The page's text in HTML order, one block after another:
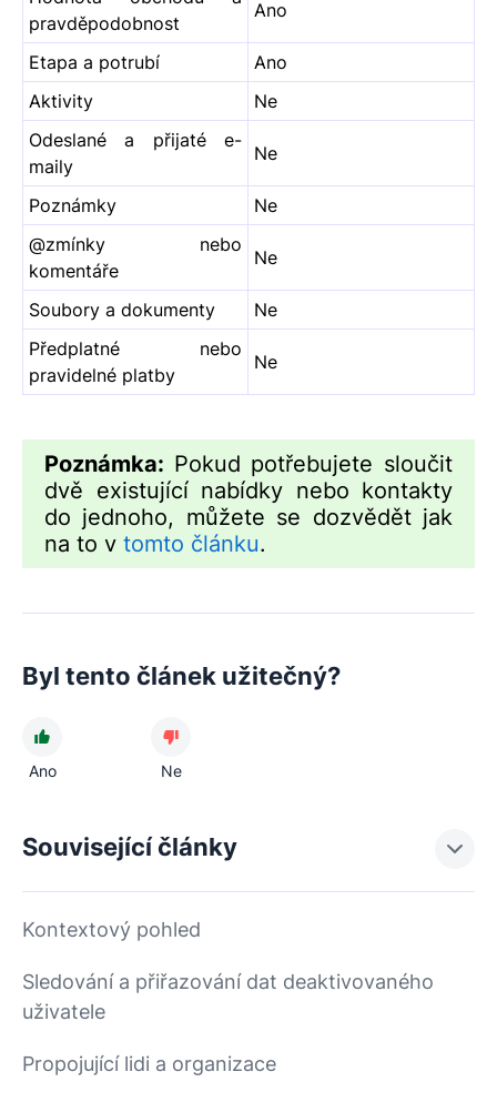
pravděpodobnost
Ano
Etapa a potrubí
Ano
Aktivity
Ne
Odeslané a přijaté e-
maily
Ne
Poznámky
Ne
@zmínky nebo
komentáře
Ne
Soubory a dokumenty
Ne
Předplatné nebo
pravidelné platby
Ne
Poznámka: Pokud potřebujete sloučit
dvě existující nabídky nebo kontakty
do jednoho, můžete se dozvědět jak
na to v tomto článku.
Byl tento článek užitečný?
Ano Ne
Související články
Kontextový pohled
Sledování a přiřazování dat deaktivovaného
uživatele
Propojující lidi a organizace